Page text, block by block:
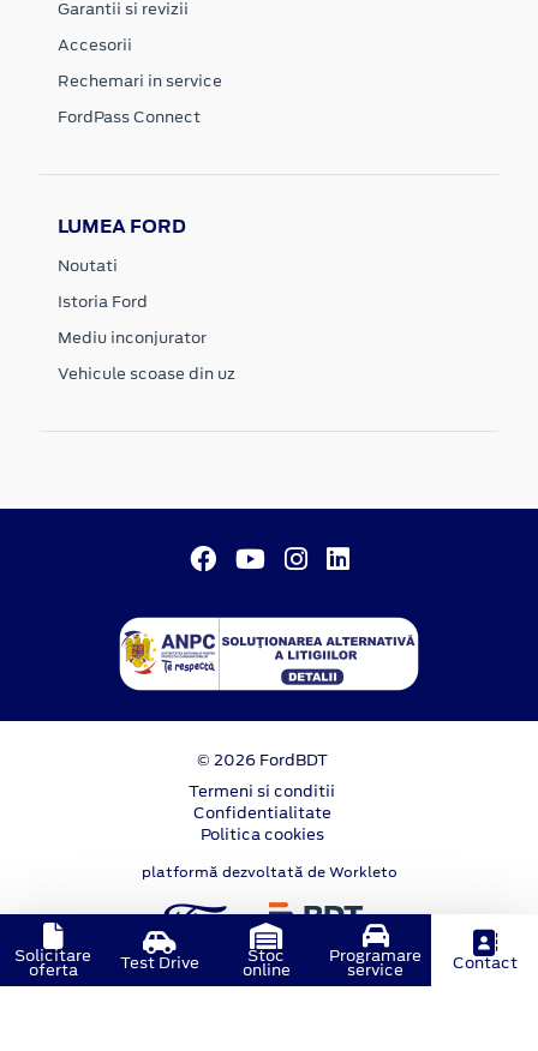
Garantii si revizii
Accesorii
Rechemari in service
FordPass Connect
LUMEA FORD
Noutati
Istoria Ford
Mediu inconjurator
Vehicule scoase din uz
© 2026 FordBDT
Termeni si conditii
Confidentialitate
Politica cookies
platformă dezvoltată de Workleto
Solicitare
oferta Test Drive Stoc
online
Programare
service Contact